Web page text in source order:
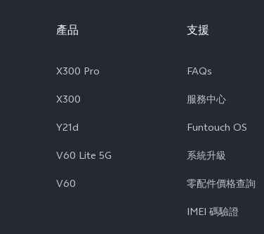
產品
X300 Pro
X300
Y21d
V60 Lite 5G
V60
支援
FAQs
服務中心
Funtouch OS
系統升級
零配件價格查詢
IMEI 碼驗證